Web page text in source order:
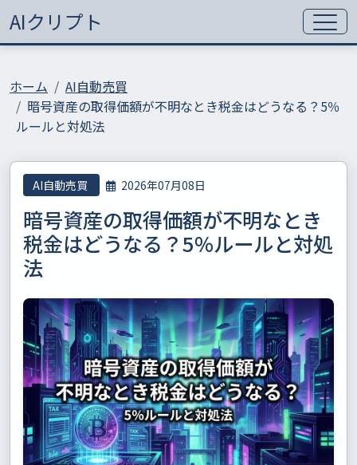
AIクリプト
ホーム
AI自動売買
暗号資産の取得価額が不明なとき税金はどうなる？5％
ルールと対処法
AI自動売買 2026年07月08日
暗号資産の取得価額が不明なとき
税金はどうなる？5％ルールと対処
法